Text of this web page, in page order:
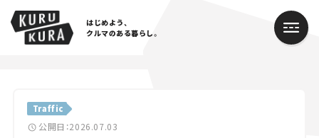
はじめよう、
クルマのある暮らし。
Traffic
公開日：2026.07.03
Cars